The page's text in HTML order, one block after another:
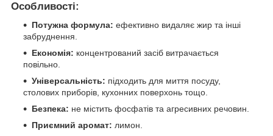
Особливості:
Потужна формула: ефективно видаляє жир та інші
забруднення.
Економія: концентрований засіб витрачається
повільно.
Універсальність: підходить для миття посуду,
столових приборів, кухонних поверхонь тощо.
Безпека: не містить фосфатів та агресивних речовин.
Приємний аромат: лимон.